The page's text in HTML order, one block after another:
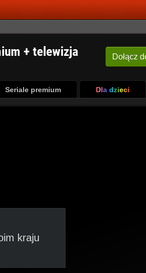
Dołącz
+ telewizja
Seriale premium Dla dzieci
kraju